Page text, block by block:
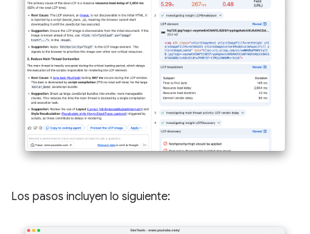
Los pasos incluyen lo siguiente: